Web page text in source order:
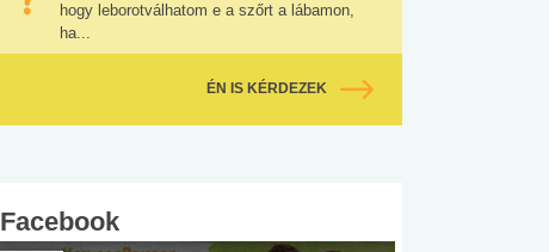
hogy leborotválhatom e a szőrt a lábamon,
ha...
ÉN IS KÉRDEZEK
Facebook